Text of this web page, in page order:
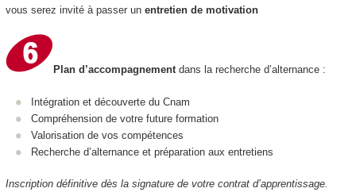
vous serez invité à passer un entretien de motivation
Plan d’accompagnement dans la recherche d’alternance :
Intégration et découverte du Cnam
Compréhension de votre future formation
Valorisation de vos compétences
Recherche d’alternance et préparation aux entretiens
Inscription définitive dès la signature de votre contrat d’apprentissage.